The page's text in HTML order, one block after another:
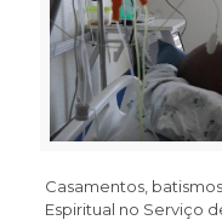
Casamentos,
Espiritual no Serviço